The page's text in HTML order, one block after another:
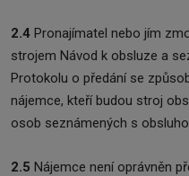
2.4 Pronajímatel nebo jím
strojem Návod k obsluze a
Protokolu o předání se
nájemce, kteří budou stroj
osob seznámených s
2.5 Nájemce není oprávněn